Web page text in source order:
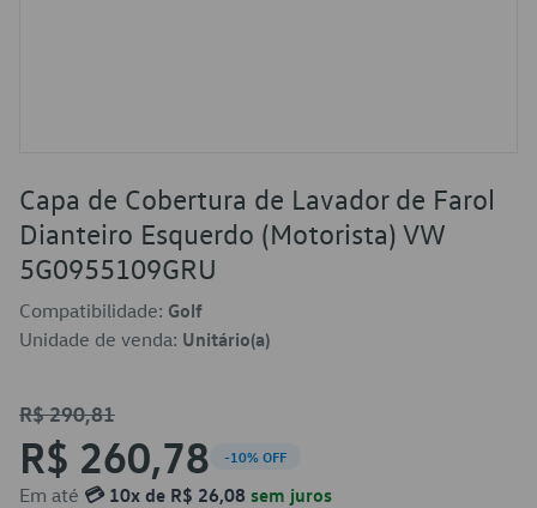
Capa de Cobertura de Lavador de Farol
Dianteiro Esquerdo (Motorista) VW
5G0955109GRU
Compatibilidade: Golf
Unidade de venda: Unitário(a)
R$ 290,81
R$ 260,78 -10% OFF
Em até 💳 10x de R$ 26,08 sem juros